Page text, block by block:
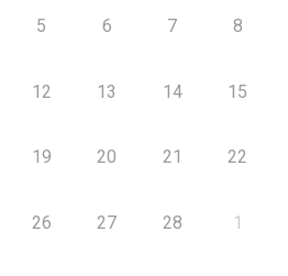
5 6 7 8
12 13 14 15
19 20 21 22
26 27 28 1